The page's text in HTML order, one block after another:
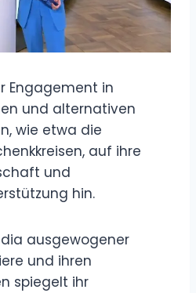
Engagement in
und alternativen
wie etwa die
auf ihre
und
hin.
ausgewogener
und ihren
spiegelt ihr